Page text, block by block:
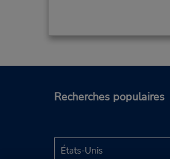
Recherches populaires